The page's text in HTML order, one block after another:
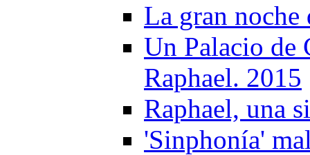
La gran noche
Un Palacio de
Raphael. 2015
Raphael, una
'Sinphonía'